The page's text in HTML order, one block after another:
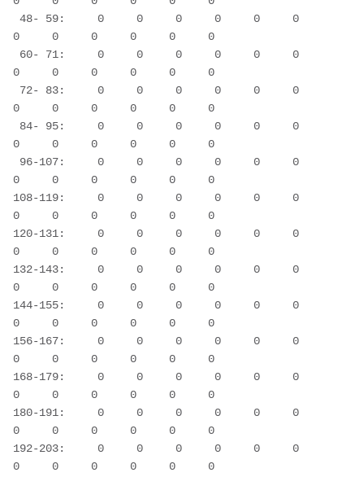
0     0     0     0     0     0
0     0     0     0     0     0
0     0     0     0     0     0
0     0     0     0     0     0
0     0     0     0     0     0
108-119:     0     0     0     0     0     0
0     0     0     0     0     0
120-131:     0     0     0     0     0     0
0     0     0     0     0     0
132-143:     0     0     0     0     0     0
0     0     0     0     0     0
144-155:     0     0     0     0     0     0
0     0     0     0     0     0
156-167:     0     0     0     0     0     0
0     0     0     0     0     0
168-179:     0     0     0     0     0     0
0     0     0     0     0     0
180-191:     0     0     0     0     0     0
0     0     0     0     0     0
192-203:     0     0     0     0     0     0
0     0     0     0     0     0